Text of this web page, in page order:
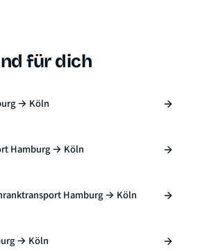
für dich
→ Köln
Hamburg → Köln
Hamburg → Köln
→ Köln